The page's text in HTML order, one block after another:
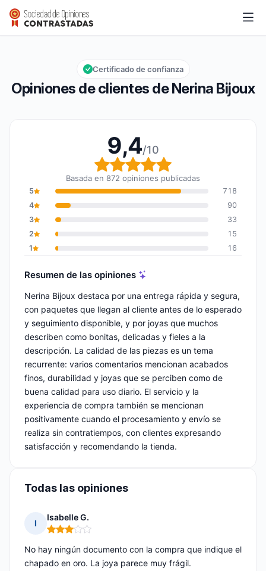
Nerina Bijoux
Calificación global: 9,4 de 10
9,4/10
Opiniones de clientes de Nerina Bijoux
Certificado de confianza
9,4/10
Calificación global: 9,4
Basada en 872 opiniones publicadas
5
718
4
90
3
33
2
15
1
16
Resumen de las opiniones
Nerina Bijoux destaca por una entrega rápida y segura,
con paquetes que llegan al cliente antes de lo esperado
y seguimiento disponible, y por joyas que muchos
describen como bonitas, delicadas y fieles a la
descripción. La calidad de las piezas es un tema
recurrente: varios comentarios mencionan acabados
finos, durabilidad y joyas que se perciben como de
buena calidad para uso diario. El servicio y la
experiencia de compra también se mencionan
positivamente cuando el procesamiento y envío se
realiza sin contratiempos, con clientes expresando
satisfacción y recomendando la tienda.
Todas las opiniones
I
Isabelle G.
Nota: 3 de 5
No hay ningún documento con la compra que indique el
chapado en oro. La joya parece muy frágil.